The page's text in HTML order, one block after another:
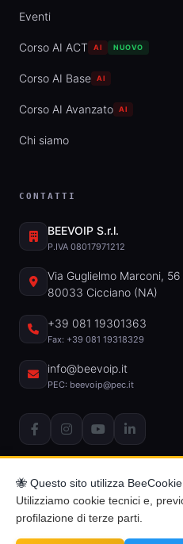
Eventi
Corso AI ACT AI NUOVO
Corso AI Base AI
Corso AI Avanzato AI
Chi siamo
CONTATTI
BEEVOIP S.r.l.
P.IVA 08017971212
Via Guglielmo Marconi, 56
80033 Cicciano (NA)
+39 081 19301363
Fax: +39 081 19318329
info@beevoip.it
PEC: beevoip@pec.it
🐝 Questo sito utilizza BeeCookie
Utilizziamo cookie tecnici e,
profilazione di terze parti.